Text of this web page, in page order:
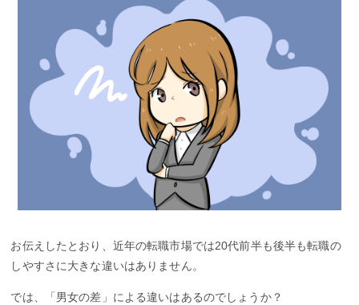
お伝えしたとおり、近年の転職市場では20代前半も後半も転職の
しやすさに大きな違いはありません。
では、「男女の差」による違いはあるのでしょうか？